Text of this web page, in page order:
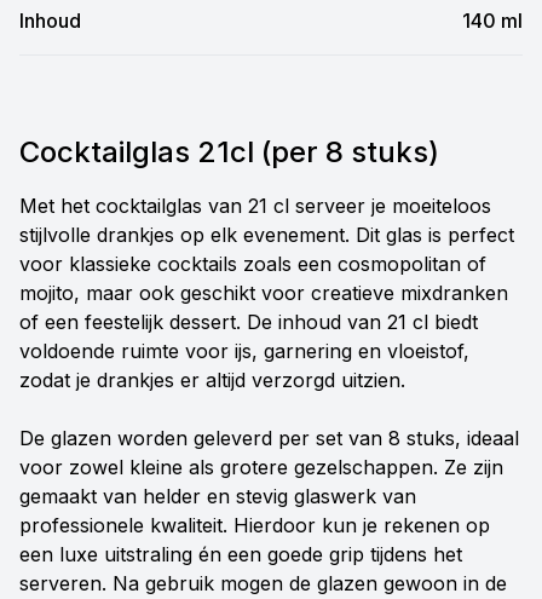
Inhoud 140 ml
Cocktailglas 21cl (per 8 stuks)
Met het cocktailglas van 21 cl serveer je moeiteloos
stijlvolle drankjes op elk evenement. Dit glas is perfect
voor klassieke cocktails zoals een cosmopolitan of
mojito, maar ook geschikt voor creatieve mixdranken
of een feestelijk dessert. De inhoud van 21 cl biedt
voldoende ruimte voor ijs, garnering en vloeistof,
zodat je drankjes er altijd verzorgd uitzien.
De glazen worden geleverd per set van 8 stuks, ideaal
voor zowel kleine als grotere gezelschappen. Ze zijn
gemaakt van helder en stevig glaswerk van
professionele kwaliteit. Hierdoor kun je rekenen op
een luxe uitstraling én een goede grip tijdens het
serveren. Na gebruik mogen de glazen gewoon in de